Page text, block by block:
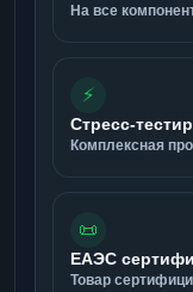
На все
⚡
Стресс-
Комплексная
📜
ЕАЭС
Товар